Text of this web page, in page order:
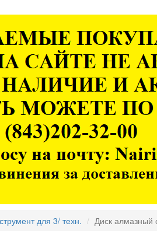
для 3/ техн. Диск алмазный